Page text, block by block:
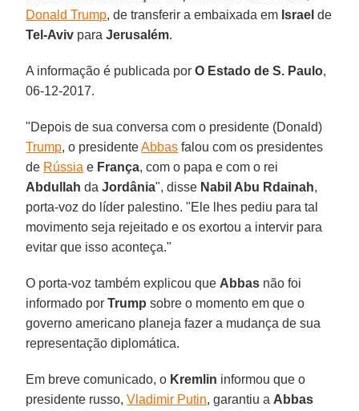
Donald Trump, de transferir a embaixada em Israel de
Tel-Aviv para Jerusalém.
A informação é publicada porO Estado de S. Paulo,
06-12-2017.
"Depois de sua conversa com o presidente (Donald)
Trump, o presidenteAbbas falou com os presidentes
de Rússia e França, com o papa e com o rei
Abdullah daJordânia", disse Nabil Abu Rdainah,
porta-voz do líder palestino. "Ele lhes pediu para tal
movimento seja rejeitado e os exortou a intervir para
evitar que isso aconteça."
O porta-voz também explicou que Abbas não foi
informado porTrump sobre o momento em que o
governo americano planeja fazer a mudança de sua
representação diplomática.
Em breve comunicado, o Kremlin informou que o
presidente russo,Vladimir Putin, garantiu a Abbas